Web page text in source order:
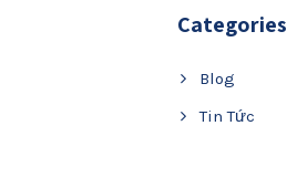
Categories
Blog
Tin Tức